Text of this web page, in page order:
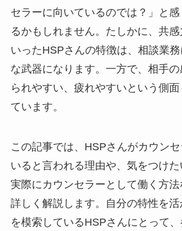
セラーに向いているのでは？」と
るかもしれません。たしかに、共感
いったHSPさんの特徴は、相談業
な武器になります。一方で、相手
られやすい、疲れやすいという側
ています。
この記事では、HSPさんがカウン
いると言われる理由や、気をつけた
実際にカウンセラーとして働く方
詳しく解説します。自分の特性を
を模索しているHSPさんにとって